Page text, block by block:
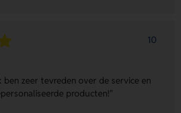
10
ben zeer tevreden over de service en
producten!"